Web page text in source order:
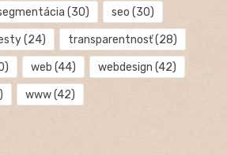
(30) seo (30)
(24) transparentnosť(28)
web (44) webdesign (42)
www(42)